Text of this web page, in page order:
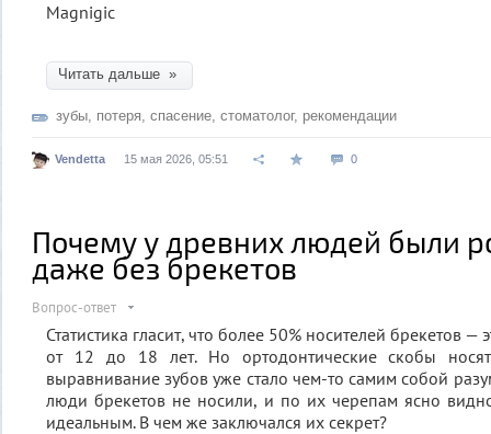
Magnigic
Читать дальше »
зубы, потеря, спасение, стоматолог, рекомендации
Vendetta 15 мая 2026, 05:51 0
Почему у древних людей были
даже без брекетов
Вопрос-ответ
Статистика гласит, что более 50% носителей брекетов —
от 12 до 18 лет. Но ортодонтические скобы
выравнивание зубов уже стало чем-то самим собой
люди брекетов не носили, и по их черепам ясно
идеальным. В чем же заключался их секрет?